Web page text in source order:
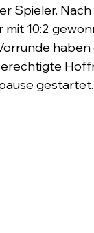
Spieler.
10:2
gestartet.